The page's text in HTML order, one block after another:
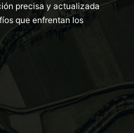
precisa y actualizada
que enfrentan los